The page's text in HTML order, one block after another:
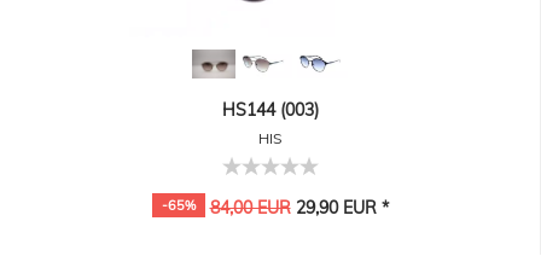
HS144 (003)
HIS
-65% 84,00 EUR29,90 EUR *